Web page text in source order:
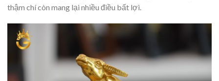
thậm chí còn mang lại nhiều điều bất lợi.